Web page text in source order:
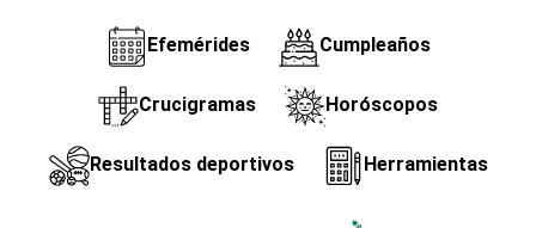
Efemérides Cumpleaños
Crucigramas Horóscopos
Resultados deportivos Herramientas